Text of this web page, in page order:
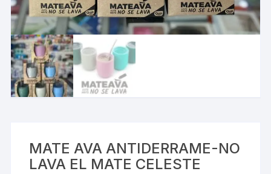
MATE AVA ANTIDERRAME-NO
LAVA EL MATE CELESTE